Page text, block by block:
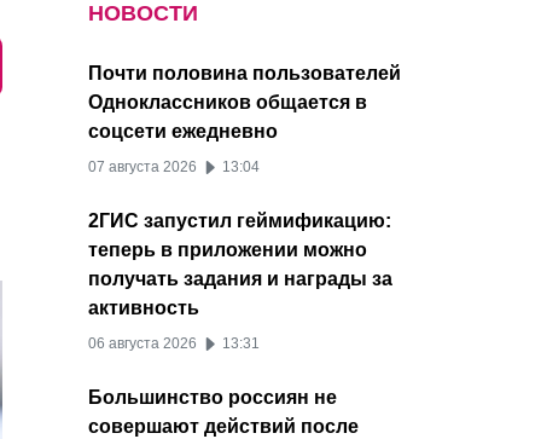
НОВОСТИ
Почти половина пользователей
Одноклассников общается в
соцсети ежедневно
07 августа 2026 13:04
2ГИС запустил геймификацию:
теперь в приложении можно
получать задания и награды за
активность
06 августа 2026 13:31
Большинство россиян не
совершают действий после